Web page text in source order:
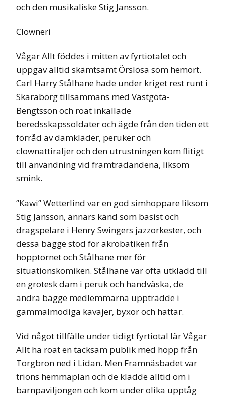
och den musikaliske Stig Jansson.
Clowneri
Vågar Allt föddes i mitten av fyrtiotalet och
uppgav alltid skämtsamt Örslösa som hemort.
Carl Harry Stålhane hade under kriget rest runt i
Skaraborg tillsammans med Västgöta-
Bengtsson och roat inkallade
beredsskapssoldater och ägde från den tiden ett
förråd av damkläder, peruker och
clownattiraljer och den utrustningen kom flitigt
till användning vid framträdandena, liksom
smink.
”Kawi” Wetterlind var en god simhoppare liksom
Stig Jansson, annars känd som basist och
dragspelare i Henry Swingers jazzorkester, och
dessa bägge stod för akrobatiken från
hopptornet och Stålhane mer för
situationskomiken. Stålhane var ofta utklädd till
en grotesk dam i peruk och handväska, de
andra bägge medlemmarna uppträdde i
gammalmodiga kavajer, byxor och hattar.
Vid något tillfälle under tidigt fyrtiotal lär Vågar
Allt ha roat en tacksam publik med hopp från
Torgbron ned i Lidan. Men Framnäsbadet var
trions hemmaplan och de klädde alltid om i
barnpaviljongen och kom under olika upptåg